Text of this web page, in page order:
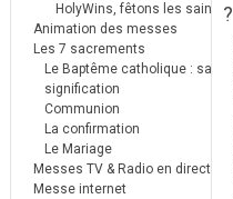
HolyWins, fêtons les saints !
Animation des messes
Les 7 sacrements
Le Baptême catholique : sa
signification
Communion
La confirmation
Le Mariage
Messes TV & Radio en direct
Messe internet
?